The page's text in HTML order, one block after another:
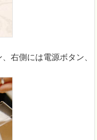
右側には電源ボタン、